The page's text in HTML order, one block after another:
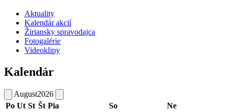
Aktuality
Kalendár akcií
Žiriansky spravodajca
Fotogalérie
Videoklipy
Kalendár
August2026
Po Ut St Št Pia So
Ne